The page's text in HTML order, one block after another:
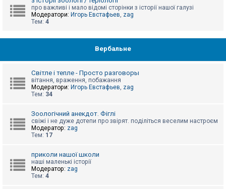
про важливі і мало відомі сторінки з історії нашої галузі
Модератори: Игорь Евстафьев, zag
Тем: 4
Вербальне
Світле і тепле - Просто разговоры
вітання, враження, побажання
Модератори: Игорь Евстафьев, zag
Тем: 34
Зоологічний анекдот. Фіглі
свіжі і не дуже дотепи про звірят. поділіться веселим настроєм
Модератор: zag
Тем: 17
приколи нашої школи
наші маленькі історії
Модератор: zag
Тем: 4